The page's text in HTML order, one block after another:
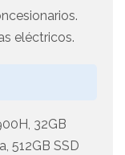
eléctricos.
32GB
512GB SSD